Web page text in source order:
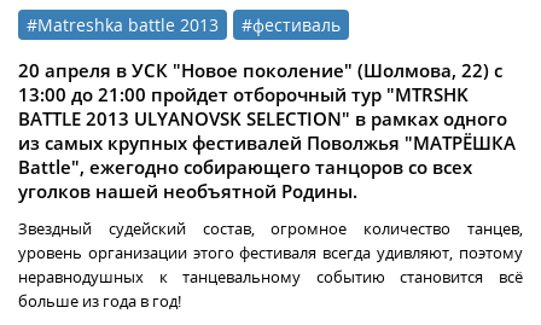
#Matreshka battle 2013 #фестиваль
20 апреля в УСК "Новое поколение" (Шолмова, 22) с
13:00 до 21:00 пройдет отборочный тур "MTRSHK
BATTLE 2013 ULYANOVSK SELECTION" в рамках одного
из самых крупных фестивалей Поволжья "МАТРЁШКА
Battle", ежегодно собирающего танцоров со всех
уголков нашей необъятной Родины.
Звездный судейский состав, огромное количество танцев,
уровень организации этого фестиваля всегда удивляют, поэтому
неравнодушных к танцевальному событию становится всё
больше из года в год!